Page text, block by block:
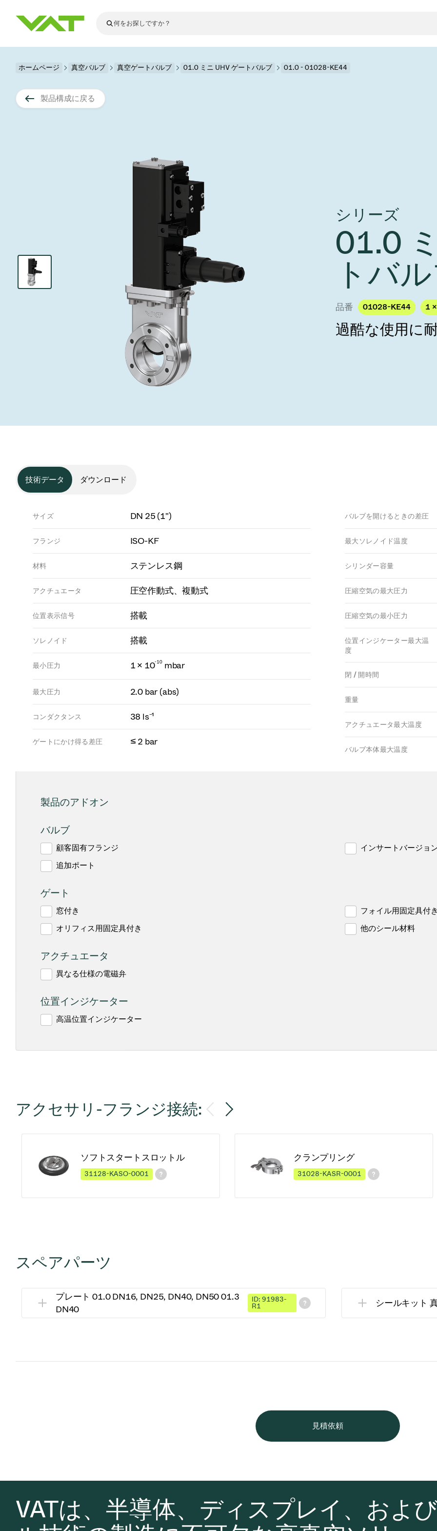
最新ニュース すべてのニュースを見る
9月 2, 2026
Semicon Taiwan 2026で精密技
術を革新し、未来を実現しま
す。
VAT Media Release
year 2026 Results
Ad hoc announcement
LR
VATについて
真空バルブ
真空ゲートバルブ
真空アングルバルブ、インラインバルブ、シリンダーバルブ
真空バタフライバルブ
真空振り子式バルブ
圧力リリーフ／ベントバルブ
ガス封入弁
3ポジションバルブ
バキュームチェックバルブ
緊急遮断/ビームストッパーバルブ
真空オールメタルバルブ
真空トランスファーバルブ
真空モジュール
基板搬送
サブファブシステム
スパッタリング
薄膜封止(CVD)
OLED 蒸着
イオン注入
CVD
OLEDのインクジェット印刷
サブファブシステム
科学機器と医学
コーティング
産業分野
真空輸送
バッテリー製造
結晶成長
真空乾燥
真空減菌
医薬品の凍結乾燥
発電
サブファブシステム
研究分野
高エネルギー物理学
あなたのアプリケーション
標準修理サービス
固定価格修理サービス
VATサービスセンター
Shares and debt
コーポレートガバナンス
General Meeting
Event calendar
Analyst coverage
Contact for investors
News services
サプライチェーンマネジメント
ホームページ 真空バルブ 真空ゲートバルブ 01.0 ミニ UHV ゲートバルブ 01.0 - 01028-KE44
製品構成に戻る
シリーズ
01.0
トバ
品番 01028-KE44 1
過酷な使用に
技術データ ダウンロード
サイズ DN 25 (1")
フランジ ISO-KF
材料 ステンレス鋼
アクチュエータ 圧空作動式、複動式
位置表示信号 搭載
ソレノイド 搭載
最小圧力 1 × 10-10mbar
最大圧力 2.0 bar (abs)
コンダクタンス 38 ls⁻¹
ゲートにかけ得る差圧 ≤ 2 bar
バルブを開けるときの差圧
最大ソレノイド温度
シリンダー容量
圧縮空気の最大圧力
圧縮空気の最小圧力
位置インジケーター最大温
度
閉 / 開時間
重量
アクチュエータ最大温度
バルブ本体最大温度
製品のアドオン
バルブ
顧客固有フランジ
追加ポート
インサートバージョ
ゲート
窓付き
オリフィス用固定具付き
フォイル用固定具付
他のシール材料
アクチュエータ
異なる仕様の電磁弁
位置インジケーター
高温位置インジケーター
アクセサリ-フランジ接続:
ソフトスタートスロットル
31128-KASO-0001
クランプリング
31028-KASR-0001
スペアパーツ
プレート 01.0 DN16, DN25, DN40, DN50 01.3
DN40
ID: 91983-
R1
シールキット
見積依頼
VATは、半導体、ディスプレイ、およ